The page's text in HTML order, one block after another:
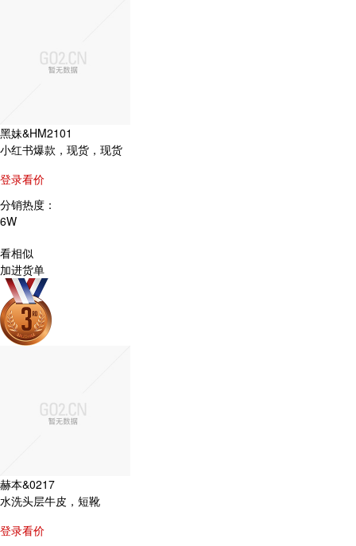
黑妹&HM2101
小红书爆款，现货，现货
登录看价
分销热度：
6W
看相似
加进货单
赫本&0217
水洗头层牛皮，短靴
登录看价